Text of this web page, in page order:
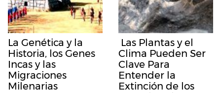
La Genética y la
Historia, los Genes
Incas y las
Migraciones
Milenarias
Las Plantas y el
Clima Pueden Ser
Clave Para
Entender la
Extinción de los